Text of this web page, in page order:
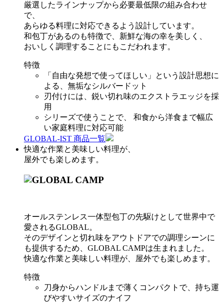
厳選したラインナップから必要最低限の組み合わせ
で、
あらゆる料理に対応できるよう設計しています。
和包丁があるのも特徴で、新鮮な海の幸を美しく、
おいしく調理することにもこだわれます。
特徴
「自由な発想で使ってほしい」という設計思想に
よる、無垢なシルバードット
刃付けには、鋭い切れ味のエクストラエッジを採
用
シリーズで使うことで、 和食から洋食まで幅広
い家庭料理に対応可能
GLOBAL-IST 商品一覧
快適な作業と美味しい料理が、
屋外でも楽しめます。
オールステンレス一体型包丁の先駆けとして世界中で
愛されるGLOBAL。
そのデザインと切れ味をアウトドアでの調理シーンに
も提供するため、GLOBAL CAMPは生まれました。
快適な作業と美味しい料理が、屋外でも楽しめます。
特徴
刀身からハンドルまで薄くコンパクトで、持ち運
びやすいサイズのナイフ